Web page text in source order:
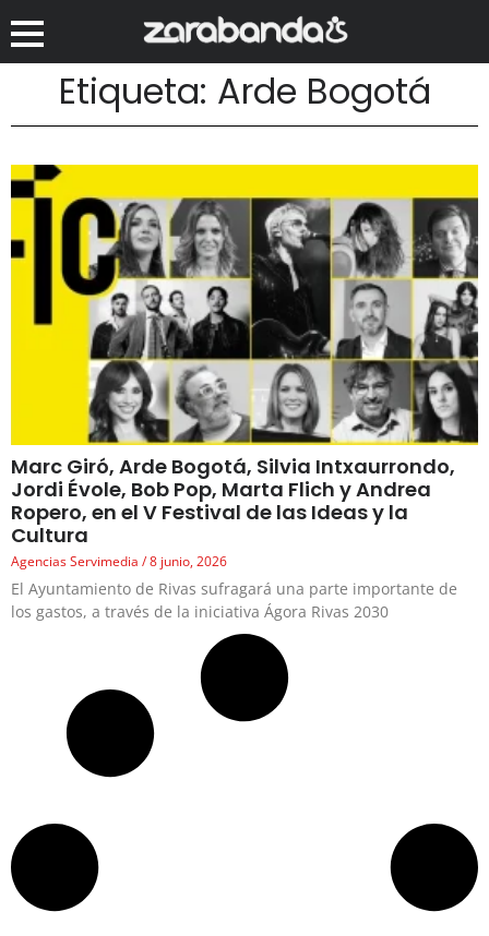
Etiqueta: Arde Bogotá
Marc Giró, Arde Bogotá, Silvia Intxaurrondo,
Jordi Évole, Bob Pop, Marta Flich y Andrea
Ropero, en el V Festival de las Ideas y la
Cultura
Agencias Servimedia 8 junio, 2026
El Ayuntamiento de Rivas sufragará una parte importante de
los gastos, a través de la iniciativa Ágora Rivas 2030